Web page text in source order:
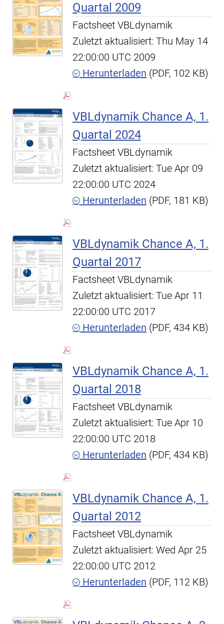
Quartal 2009
Factsheet VBLdynamik
Zuletzt aktualisiert: Thu May 14
22:00:00 UTC 2009
Herunterladen (PDF, 102 KB)
VBLdynamik Chance A, 1.
Quartal 2024
Factsheet VBLdynamik
Zuletzt aktualisiert: Tue Apr 09
22:00:00 UTC 2024
Herunterladen (PDF, 181 KB)
VBLdynamik Chance A, 1.
Quartal 2017
Factsheet VBLdynamik
Zuletzt aktualisiert: Tue Apr 11
22:00:00 UTC 2017
Herunterladen (PDF, 434 KB)
VBLdynamik Chance A, 1.
Quartal 2018
Factsheet VBLdynamik
Zuletzt aktualisiert: Tue Apr 10
22:00:00 UTC 2018
Herunterladen (PDF, 434 KB)
VBLdynamik Chance A, 1.
Quartal 2012
Factsheet VBLdynamik
Zuletzt aktualisiert: Wed Apr 25
22:00:00 UTC 2012
Herunterladen (PDF, 112 KB)